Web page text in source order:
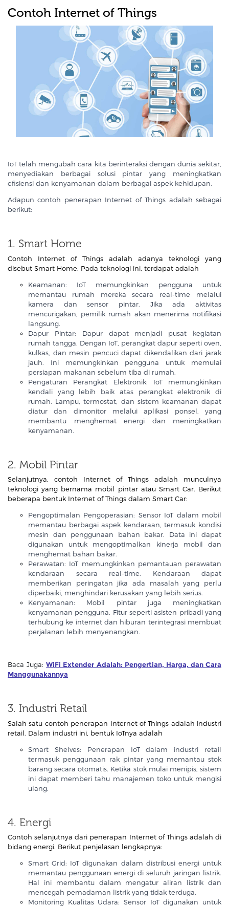
Contoh Internet of Things
IoT telah mengubah cara kita berinteraksi dengan dunia sekitar,
menyediakan berbagai solusi pintar yang meningkatkan
efisiensi dan kenyamanan dalam berbagai aspek kehidupan.
Adapun contoh penerapan Internet of Things adalah sebagai
berikut:
1. Smart Home
Contoh Internet of Things adalah adanya teknologi yang
disebut Smart Home. Pada teknologi ini, terdapat adalah
Keamanan: IoT memungkinkan pengguna untuk
memantau rumah mereka secara real-time melalui
kamera dan sensor pintar. Jika ada aktivitas
mencurigakan, pemilik rumah akan menerima notifikasi
langsung.
Dapur Pintar: Dapur dapat menjadi pusat kegiatan
rumah tangga. Dengan IoT, perangkat dapur seperti oven,
kulkas, dan mesin pencuci dapat dikendalikan dari jarak
jauh. Ini memungkinkan pengguna untuk memulai
persiapan makanan sebelum tiba di rumah.
Pengaturan Perangkat Elektronik: IoT memungkinkan
kendali yang lebih baik atas perangkat elektronik di
rumah. Lampu, termostat, dan sistem keamanan dapat
diatur dan dimonitor melalui aplikasi ponsel, yang
membantu menghemat energi dan meningkatkan
kenyamanan.
2. Mobil Pintar
Selanjutnya, contoh Internet of Things adalah munculnya
teknologi yang bernama mobil pintar atau Smart Car. Berikut
beberapa bentuk Internet of Things dalam Smart Car:
Pengoptimalan Pengoperasian: Sensor IoT dalam mobil
memantau berbagai aspek kendaraan, termasuk kondisi
mesin dan penggunaan bahan bakar. Data ini dapat
digunakan untuk mengoptimalkan kinerja mobil dan
menghemat bahan bakar.
Perawatan: IoT memungkinkan pemantauan perawatan
kendaraan secara real-time. Kendaraan dapat
memberikan peringatan jika ada masalah yang perlu
diperbaiki, menghindari kerusakan yang lebih serius.
Kenyamanan: Mobil pintar juga meningkatkan
kenyamanan pengguna. Fitur seperti asisten pribadi yang
terhubung ke internet dan hiburan terintegrasi membuat
perjalanan lebih menyenangkan.
Baca Juga:WiFi Extender Adalah: Pengertian, Harga, dan Cara
Manggunakannya
3. Industri Retail
Salah satu contoh penerapan Internet of Things adalah industri
retail. Dalam industri ini, bentuk IoTnya adalah
Smart Shelves: Penerapan IoT dalam industri retail
termasuk penggunaan rak pintar yang memantau stok
barang secara otomatis. Ketika stok mulai menipis, sistem
ini dapat memberi tahu manajemen toko untuk mengisi
ulang.
4. Energi
Contoh selanjutnya dari penerapan Internet of Things adalah di
bidang energi. Berikut penjelasan lengkapnya:
Smart Grid: IoT digunakan dalam distribusi energi untuk
memantau penggunaan energi di seluruh jaringan listrik.
Hal ini membantu dalam mengatur aliran listrik dan
mencegah pemadaman listrik yang tidak terduga.
Monitoring Kualitas Udara: Sensor IoT digunakan untuk